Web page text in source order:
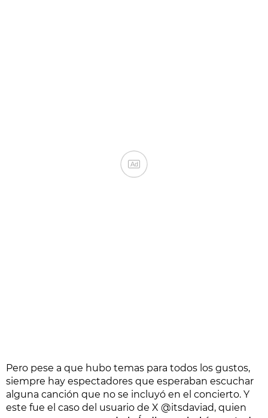
Ad
Pero pese a que hubo temas para todos los gustos,
siempre hay espectadores que esperaban escuchar
alguna canción que no se incluyó en el concierto. Y
este fue el caso del usuario de X @itsdaviad, quien